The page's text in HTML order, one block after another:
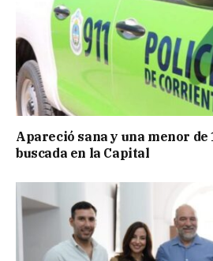
Apareció sana y una menor de
buscada en la Capital